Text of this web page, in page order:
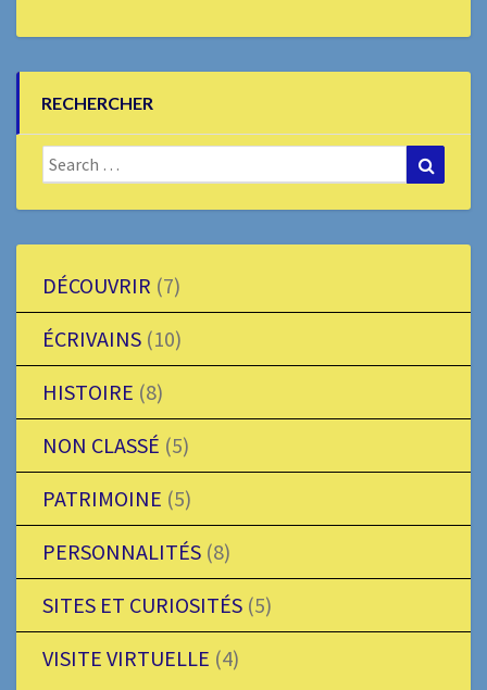
RECHERCHER
Search
for:
DÉCOUVRIR (7)
ÉCRIVAINS (10)
HISTOIRE (8)
NON CLASSÉ (5)
PATRIMOINE (5)
PERSONNALITÉS (8)
SITES ET CURIOSITÉS (5)
VISITE VIRTUELLE (4)